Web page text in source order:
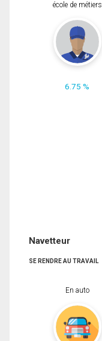
école de métiers
6.75 %
Navetteur
SE RENDRE AU TRAVAIL
En auto